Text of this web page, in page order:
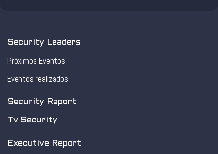
Security Leaders
Próximos Eventos
Eventos realizados
Security Report
Tv Security
Executive Report